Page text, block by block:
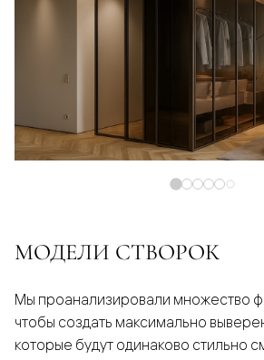
МОДЕЛИ СТВОРОК
Мы проанализировали множество
чтобы создать максимально
которые будут одинаково стильно